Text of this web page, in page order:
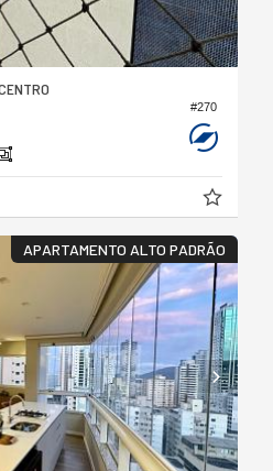
#270
APARTAMENTO ALTO PADRÃO